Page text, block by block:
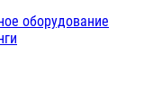
оборудование